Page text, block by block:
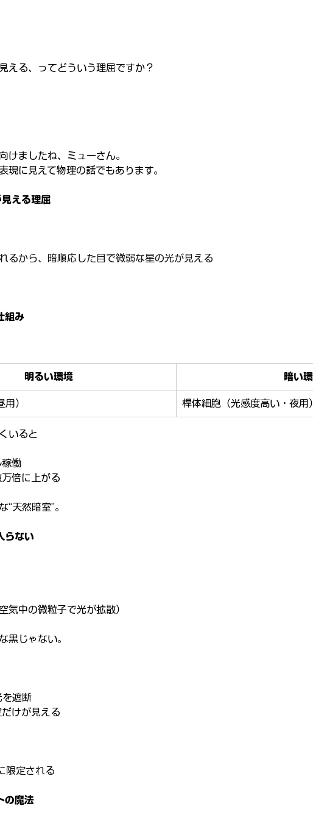
える、ってどういう理屈ですか？
けましたね、ミューさん。
現に見えて物理の話でもあります。
える理屈
るから、暗順応した目で微弱な星の光が見える
組み
明るい環境 暗い
） 桿体細胞（光感度高い・夜用
いると
働
倍に上がる
“天然暗室”。
らない
気中の微粒子で光が拡散）
黒じゃない。
遮断
けが見える
限定される
の魔法